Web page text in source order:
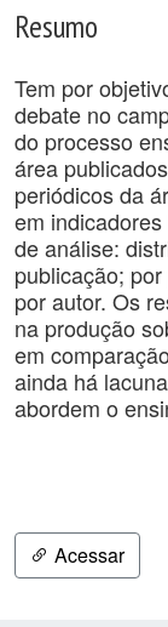
Resumo
Tem por
debate no
do processo
área
periódicos da
em
de análise:
publicação;
por autor. Os
na produção
em
ainda há
abordem o
Acessar